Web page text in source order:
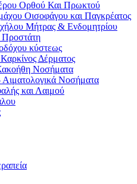
Ορθού Και Πρωκτού
Οισοφάγου και Παγκρέατος
Μήτρας & Ενδομητρίου
Προστάτη
κύστεως
Δέρματος
Νοσήματα
Νοσήματα
και Λαιμού